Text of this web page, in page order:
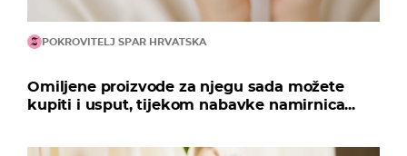
POKROVITELJ SPAR HRVATSKA
Omiljene proizvode za njegu sada možete
kupiti i usput, tijekom nabavke namirnica...